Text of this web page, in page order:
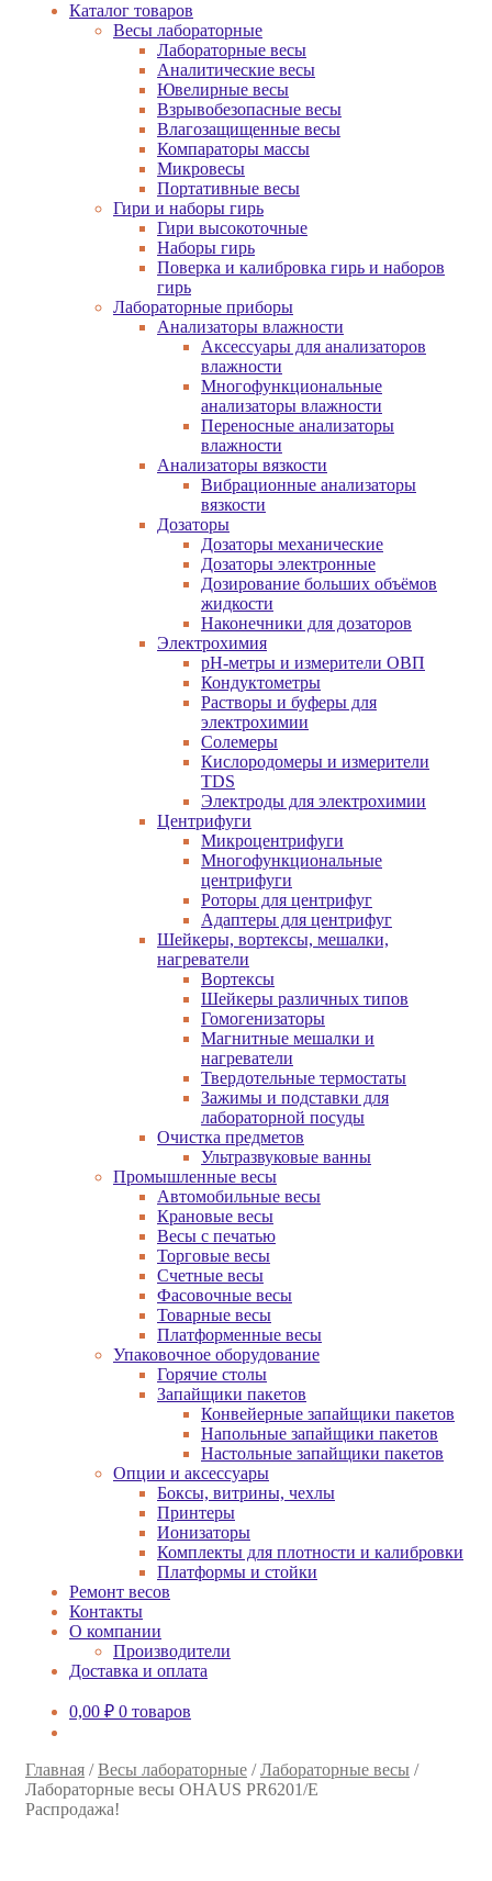
Каталог товаров
Весы лабораторные
Лабораторные весы
Аналитические весы
Ювелирные весы
Взрывобезопасные весы
Влагозащищенные весы
Компараторы массы
Микровесы
Портативные весы
Гири и наборы гирь
Гири высокоточные
Наборы гирь
Поверка и калибровка гирь и наборов
гирь
Лабораторные приборы
Анализаторы влажности
Аксессуары для анализаторов
влажности
Многофункциональные
анализаторы влажности
Переносные анализаторы
влажности
Анализаторы вязкости
Вибрационные анализаторы
вязкости
Дозаторы
Дозаторы механические
Дозаторы электронные
Дозирование больших объёмов
жидкости
Наконечники для дозаторов
Электрохимия
pH-метры и измерители ОВП
Кондуктометры
Растворы и буферы для
электрохимии
Солемеры
Кислородомеры и измерители
TDS
Электроды для электрохимии
Центрифуги
Микроцентрифуги
Многофункциональные
центрифуги
Роторы для центрифуг
Адаптеры для центрифуг
Шейкеры, вортексы, мешалки,
нагреватели
Вортексы
Шейкеры различных типов
Гомогенизаторы
Магнитные мешалки и
нагреватели
Твердотельные термостаты
Зажимы и подставки для
лабораторной посуды
Очистка предметов
Ультразвуковые ванны
Промышленные весы
Автомобильные весы
Крановые весы
Весы с печатью
Торговые весы
Счетные весы
Фасовочные весы
Товарные весы
Платформенные весы
Упаковочное оборудование
Горячие столы
Запайщики пакетов
Конвейерные запайщики пакетов
Напольные запайщики пакетов
Настольные запайщики пакетов
Опции и аксессуары
Боксы, витрины, чехлы
Принтеры
Ионизаторы
Комплекты для плотности и калибровки
Платформы и стойки
Ремонт весов
Контакты
О компании
Производители
Доставка и оплата
0,00 ₽ 0 товаров
Главная /Весы лабораторные /Лабораторные весы /
Лабораторные весы OHAUS PR6201/E
Распродажа!